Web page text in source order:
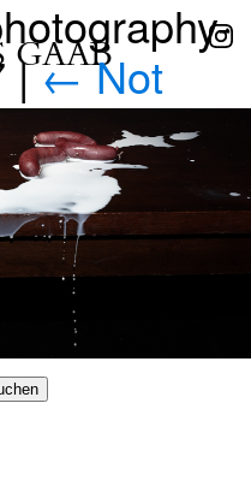
GAAB
|←Not